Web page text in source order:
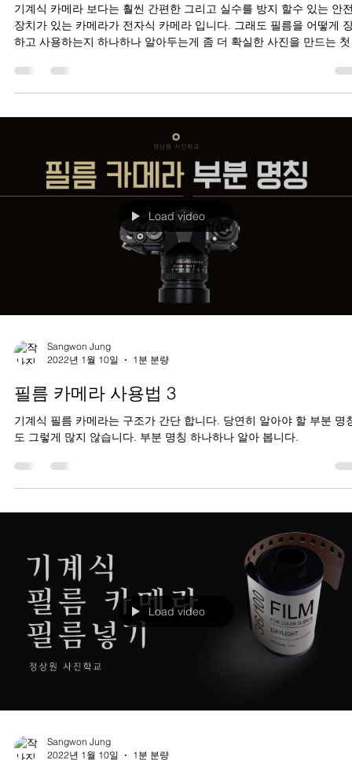
기계식 카메라 보다는 훨씬 간편한 그리고 실수를 방지 할수 있는 안
장치가 있는 카메라가 전자식 카메라 입니다. 그래도 필름을 어떻게
하고 사용하는지 하나하나 알아두는게 좀 더 확실한 사진을 만드는
Load video
Sangwon Jung
2022년 1월 10일
1분 분량
필름 카메라 사용법 3
기계식 필름 카메라는 구조가 간단 합니다. 당연히 알아야 할 부분 명
도 그렇게 많지 않습니다. 부분 명칭 하나하나 알아 봅니다.
Load video
Sangwon Jung
2022년 1월 10일
1분 분량